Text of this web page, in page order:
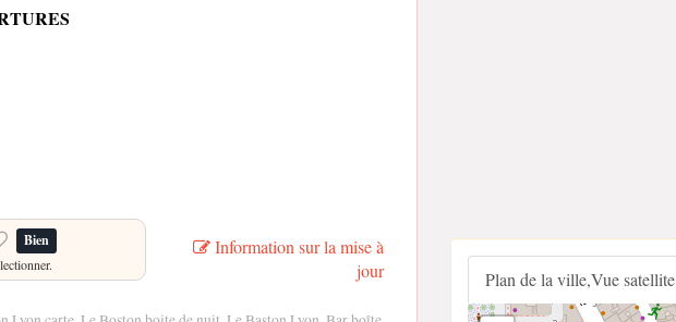
Bien
Information sur la mise à
jour
Plan de la ville,Vue satellite